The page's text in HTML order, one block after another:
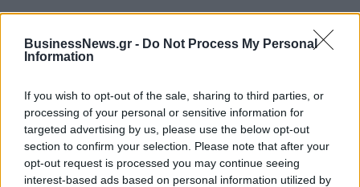
BusinessNews.gr - Do Not Process My Personal
Information
If you wish to opt-out of the sale, sharing to third parties, or
processing of your personal or sensitive information for
targeted advertising by us, please use the below opt-out
section to confirm your selection. Please note that after your
opt-out request is processed you may continue seeing
interest-based ads based on personal information utilized by
18η συνεχόμενη χρονιά για τον ΟΤΕ στη διεθνή
σειρά δεικτών FTSE4Good
06/08/2026 - 14:40 ESG